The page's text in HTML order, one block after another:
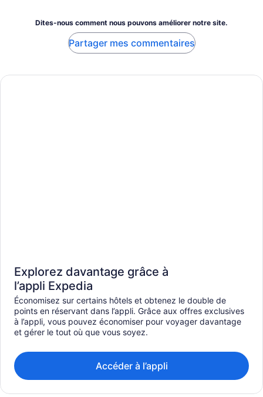
Dites-nous comment nous pouvons améliorer notre site.
Partager mes commentaires
Explorez davantage grâce à
l’appli Expedia
Économisez sur certains hôtels et obtenez le double de
points en réservant dans l’appli. Grâce aux offres exclusives
à l’appli, vous pouvez économiser pour voyager davantage
et gérer le tout où que vous soyez.
Accéder à l’appli